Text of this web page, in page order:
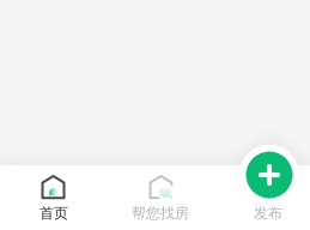
首页 帮您找房 发布